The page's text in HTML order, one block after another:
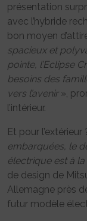
présentation
avec l’hybride
bon moyen
spacieux et
pointe, l’Eclipse
besoins des
vers l’avenir»,
l’intérieur.
Et pour l’extérieur
embarquées, le
électrique est à
de design de
Allemagne près
futur modèle